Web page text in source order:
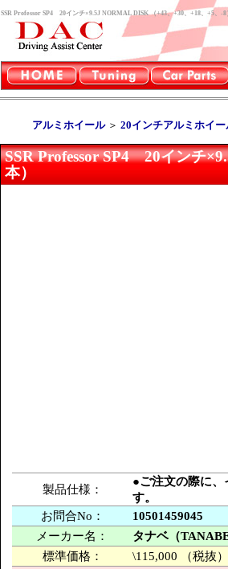
SSR Professor SP4 20インチ×9.5J NORMAL DISK （+43、+30、+18、+5、
アルミホイール＞ 20インチアルミホイー
SSR Professor SP4 20インチ
本）
製品仕様：
●ご注文の際に、
す。
お問合No：
10501459045
メーカー名：
タナベ（TANABE
標準価格：
\115,000 （税抜